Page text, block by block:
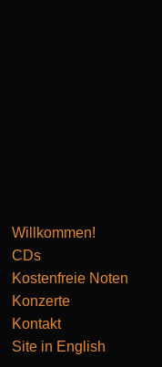
Willkommen!
CDs
Kostenfreie Noten
Konzerte
Kontakt
Site in English